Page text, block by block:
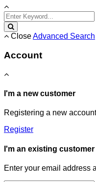
CloseAdvanced Search
Account
I'm a new customer
Registering a new
Register
I'm an existing customer
Enter your email address